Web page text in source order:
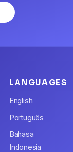
LANGUAGES
English
Português
Bahasa
Indonesia